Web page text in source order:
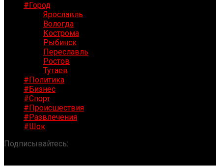
#Город
Ярославль
Вологда
Кострома
Рыбинск
Переславль
Ростов
Тутаев
#Политика
#Бизнес
#Спорт
#Происшествия
#Развлечения
#Шок
Подписывайтесь: